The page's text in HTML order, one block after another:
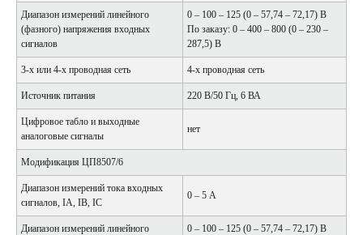
Диапазон измерений линейного
(фазного) напряжения входных
сигналов
0 – 100 – 125 (0 – 57,74 – 72,17) В
По заказу: 0 – 400 – 800 (0 – 230 –
287,5) В
3-х или 4-х проводная сеть 4-х проводная сеть
Источник питания 220 В/50 Гц, 6 ВА
Цифровое табло и выходные
аналоговые сигналы
нет
Модификация ЦП8507/6
Диапазон измерений тока входных
сигналов, IA, IB, IC
0 – 5 А
Диапазон измерений линейного
0 – 100 – 125 (0 – 57,74 – 72,17) В